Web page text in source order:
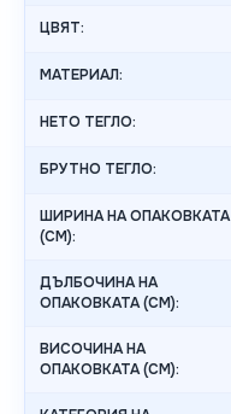
ЦВЯТ:
МАТЕРИАЛ:
НЕТО ТЕГЛО:
БРУТНО ТЕГЛО:
ШИРИНА НА ОПАКОВКАТА
(CM):
ДЪЛБОЧИНА НА
ОПАКОВКАТА (CM):
ВИСОЧИНА НА
ОПАКОВКАТА (СМ):